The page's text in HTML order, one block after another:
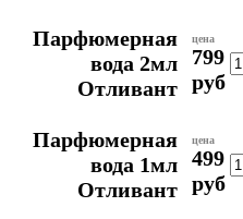
Парфюмерная
вода 2мл
Отливант
цена
799
руб
Парфюмерная
вода 1мл
Отливант
цена
499
руб